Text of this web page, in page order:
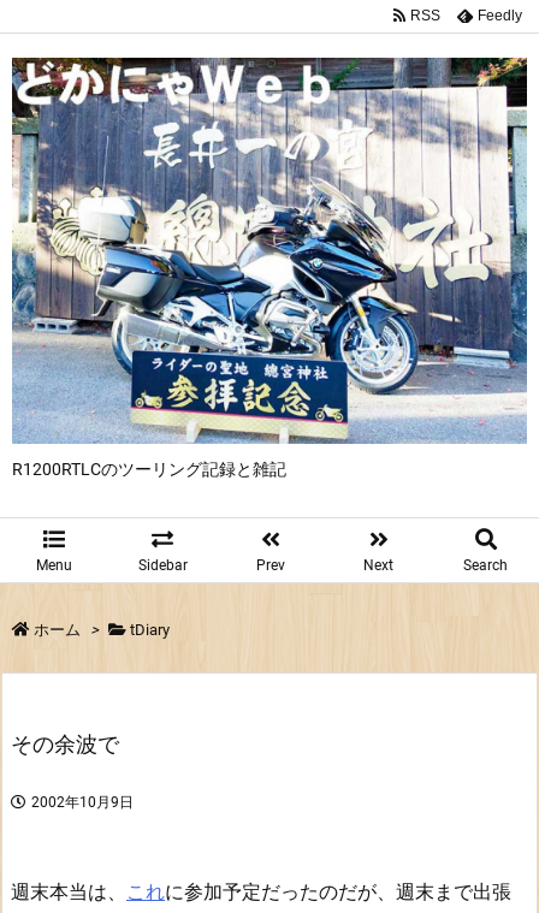
R1200RTLCのツーリング記録と雑記
Menu Sidebar Prev Next Search
RSS Feedly
ホーム > tDiary
その余波で
2002年10月9日
週末本当は、 これに参加予定だったのだが、週末まで出張